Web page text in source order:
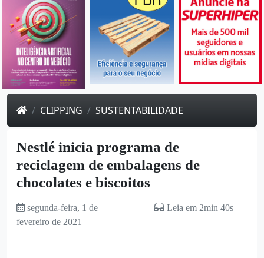
CLIPPING SUSTENTABILIDADE
Nestlé inicia programa de
reciclagem de embalagens de
chocolates e biscoitos
segunda-feira, 1 de
fevereiro de 2021
Leia em 2min 40s